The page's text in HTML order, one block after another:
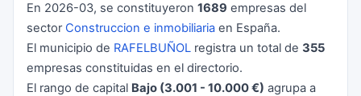
En 2026-03, se constituyeron 1689 empresas del
sector Construccion e inmobiliaria en España.
El municipio de RAFELBUÑOL registra un total de 355
empresas constituidas en el directorio.
El rango de capital Bajo (3.001 - 10.000 €) agrupa a